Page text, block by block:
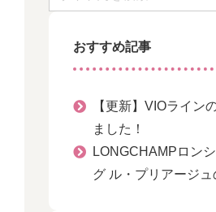
おすすめ記事
【更新】VIOライン
ました！
LONGCHAMPロン
グ ル・プリアージ